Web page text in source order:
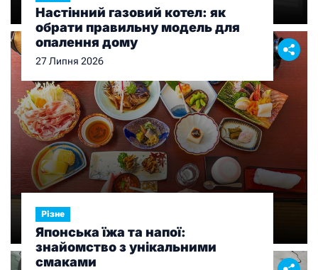
Настінний газовий котел: як
обрати правильну модель для
опалення дому
27 Липня 2026
Різне
Японська їжа та напої:
знайомство з унікальними
смаками